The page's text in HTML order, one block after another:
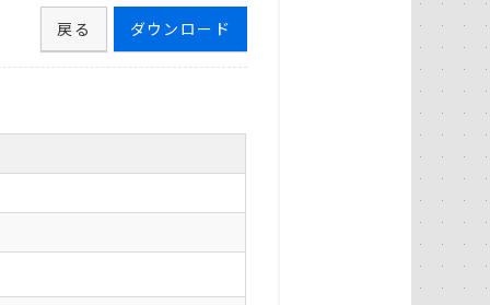
ダウンロード
戻る